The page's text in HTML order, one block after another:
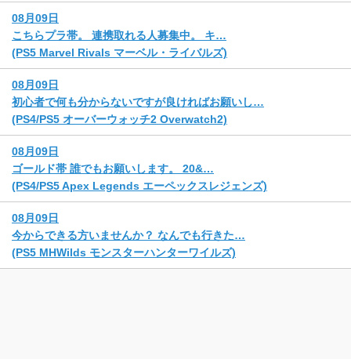
08月09日
こちらプラ帯。 連携取れる人募集中。 キ…
(PS5 Marvel Rivals マーベル・ライバルズ)
08月09日
初心者で何も分からないですが良ければお願いし…
(PS4/PS5 オーバーウォッチ2 Overwatch2)
08月09日
ゴールド帯 誰でもお願いします。 20&…
(PS4/PS5 Apex Legends エーペックスレジェンズ)
08月09日
今からできる方いませんか？ なんでも行きた…
(PS5 MHWilds モンスターハンターワイルズ)